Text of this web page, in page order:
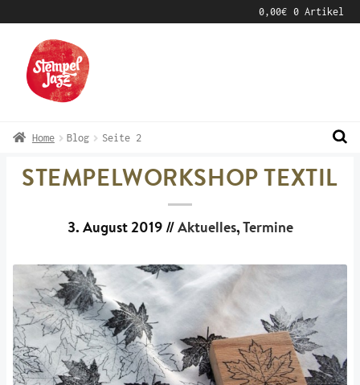
0,00€ 0 Artikel
Navigation
springen
Inhalt
springen
Home Blog Seite 2
STEMPELWORKSHOP TEXTIL
3. August 2019//Aktuelles,Termine